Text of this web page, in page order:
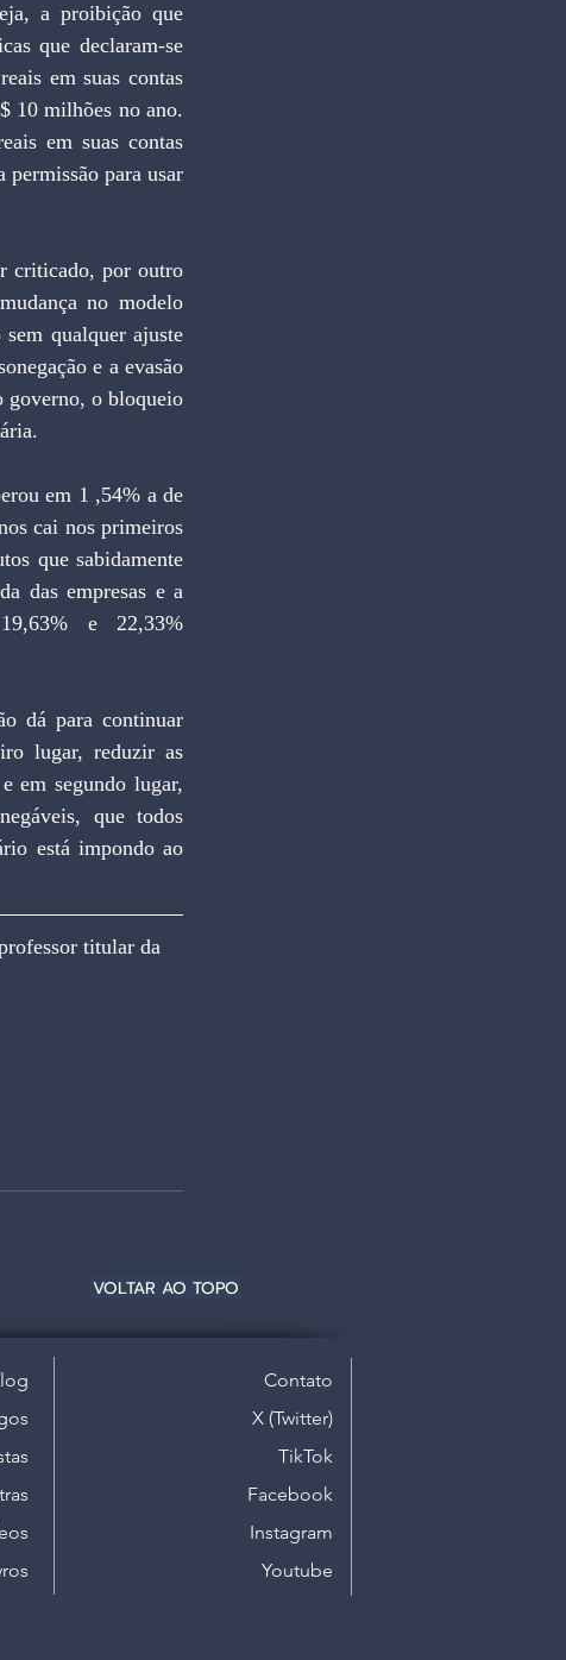
a proibição que
que declaram-se
em suas contas
10 milhões no ano.
em suas contas
permissão para usar
criticado, por outro
no modelo
qualquer ajuste
e a evasão
governo, o bloqueio
em 1 ,54% a de
cai nos primeiros
que sabidamente
das empresas e a
e 22,33%
dá para continuar
lugar, reduzir as
em segundo lugar,
que todos
está impondo ao
titular da
VOLTAR AO TOPO
Contato
X (Twitter)
TikTok
Facebook
Instagram
Youtube